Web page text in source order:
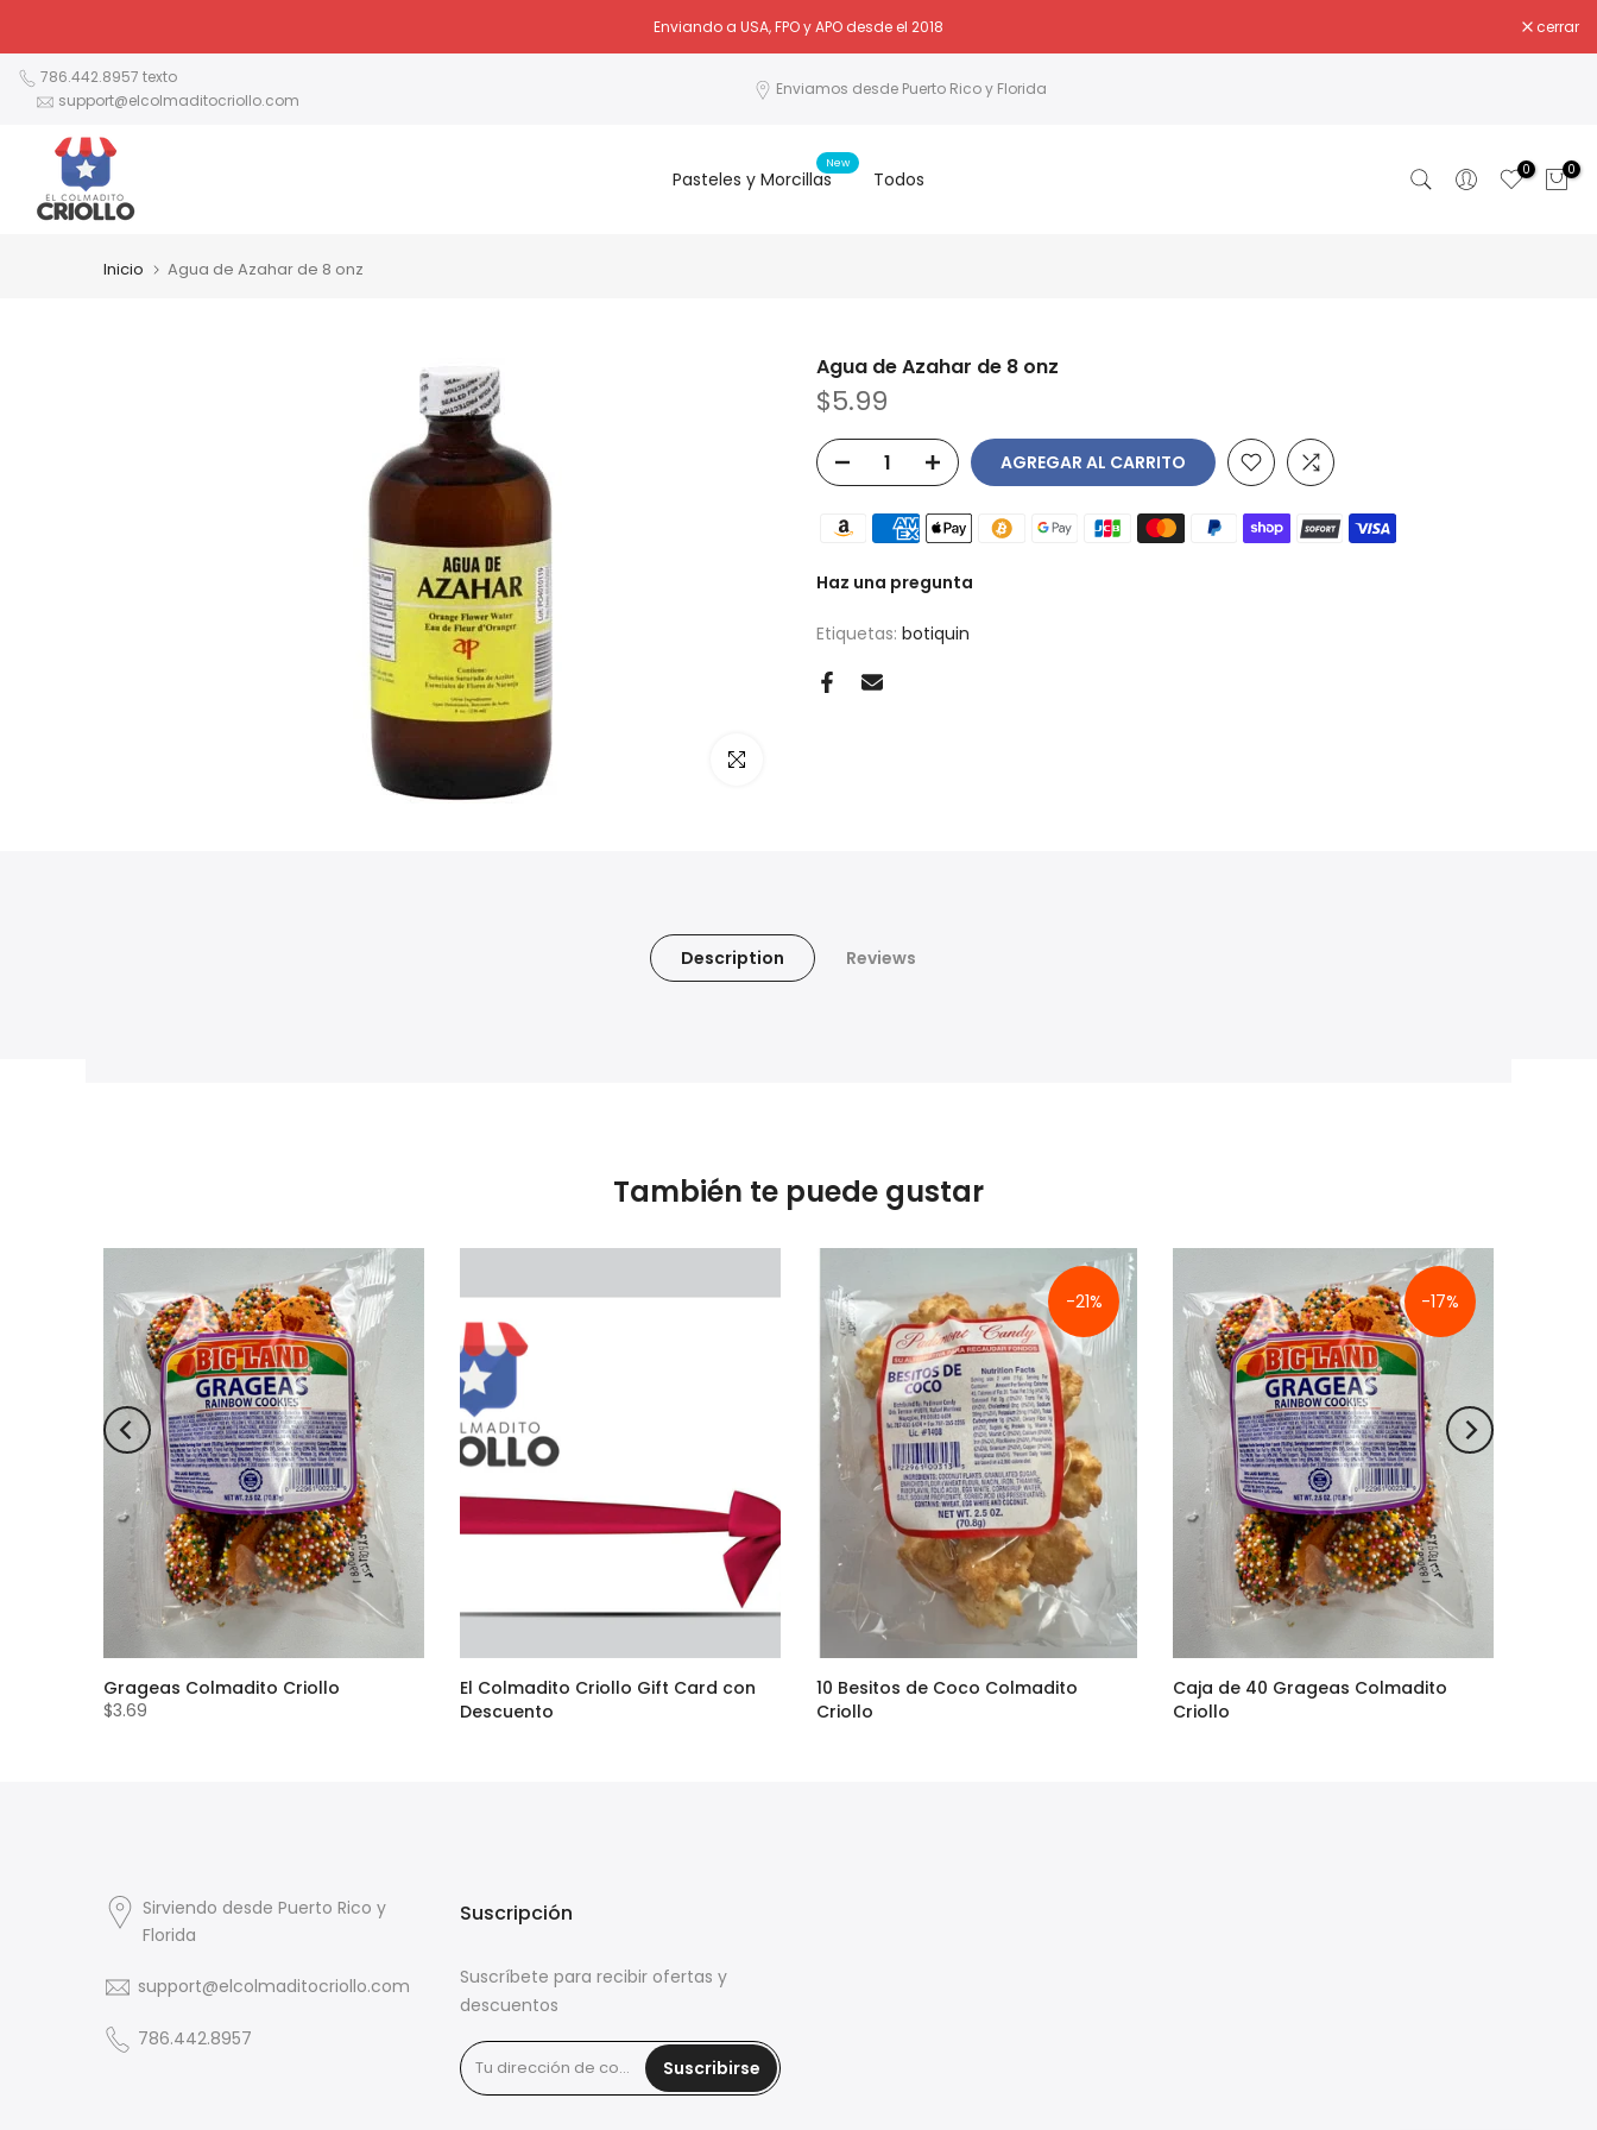
al
contenido
Enviando a USA, FPO y APO desde el 2018 cerrar
786.442.8957 texto
support@elcolmaditocriollo.com
Enviamos desde Puerto Rico y Florida
Pasteles y Morcillas
New
Todos 0 0
Inicio Agua de Azahar de 8 onz
Haz clic para ampliar
Agua de Azahar de 8 onz
$5.99
AGREGAR AL CARRITO
Haz una pregunta
Etiquetas: botiquin
Description Reviews
También te puede gustar
Grageas Colmadito Criollo
$3.69
El Colmadito Criollo Gift Card con
Descuento
-21%
10 Besitos de Coco Colmadito
Criollo
-17%
Caja de 40 Grageas Colmadito
Criollo
Sirviendo desde Puerto Rico y
Florida
support@elcolmaditocriollo.com
786.442.8957
Suscripción
Suscríbete para recibir ofertas y
descuentos
Suscribirse